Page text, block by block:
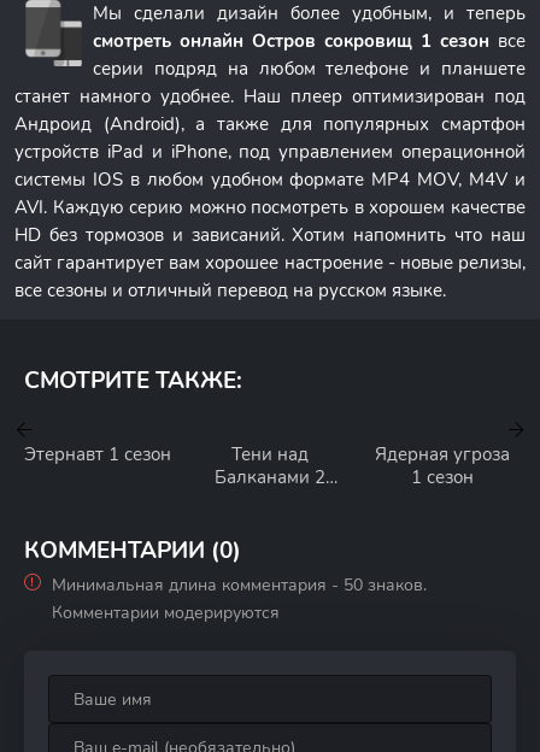
Мы сделали дизайн более удобным, и теперь
смотреть онлайн Остров сокровищ 1 сезон все
серии подряд на любом телефоне и планшете
станет намного удобнее. Наш плеер оптимизирован под
Андроид (Android), а также для популярных смартфон
устройств iPad и iPhone, под управлением операционной
системы IOS в любом удобном формате MP4 MOV, M4V и
AVI. Каждую серию можно посмотреть в хорошем качестве
HD без тормозов и зависаний. Хотим напомнить что наш
сайт гарантирует вам хорошее настроение - новые релизы,
все сезоны и отличный перевод на русском языке.
СМОТРИТЕ ТАКЖЕ:
Этернавт 1 сезон
Тени над
Балканами 2
Ядерная угроза
1 сезон
КОММЕНТАРИИ (0)
Минимальная длина комментария - 50 знаков.
Комментарии модерируются